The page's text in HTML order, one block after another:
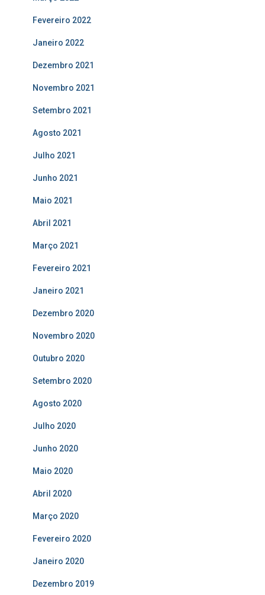
Fevereiro 2022
Janeiro 2022
Dezembro 2021
Novembro 2021
Setembro 2021
Agosto 2021
Julho 2021
Junho 2021
Maio 2021
Abril 2021
Março 2021
Fevereiro 2021
Janeiro 2021
Dezembro 2020
Novembro 2020
Outubro 2020
Setembro 2020
Agosto 2020
Julho 2020
Junho 2020
Maio 2020
Abril 2020
Março 2020
Fevereiro 2020
Janeiro 2020
Dezembro 2019